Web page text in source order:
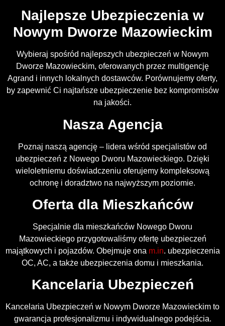
Najlepsze Ubezpieczenia w
Nowym Dworze Mazowieckim
Wybieraj spośród najlepszych ubezpieczeń w Nowym
Dworze Mazowieckim, oferowanych przez multigencję
Agrand i innych lokalnych dostawców. Porównujemy oferty,
by zapewnić Ci najtańsze ubezpieczenie bez kompromisów
na jakości.
Nasza Agencja
Poznaj naszą agencję – lidera wśród specjalistów od
ubezpieczeń z Nowego Dworu Mazowieckiego. Dzięki
wieloletniemu doświadczeniu oferujemy kompleksową
ochronę i doradztwo na najwyższym poziomie.
Oferta dla Mieszkańców
Specjalnie dla mieszkańców Nowego Dworu
Mazowieckiego przygotowaliśmy ofertę ubezpieczeń
majątkowych i pojazdów. Obejmuje ona m.in. ubezpieczenia
OC, AC, a także ubezpieczenia domu i mieszkania.
Kancelaria Ubezpieczeń
Kancelaria Ubezpieczeń w Nowym Dworze Mazowieckim to
gwarancja profesjonalizmu i indywidualnego podejścia.